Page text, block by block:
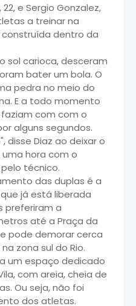
e Sergio Gonzalez,
a treinar na
dentro da
sol carioca, desceram
bater um bola. O
pedra no meio do
E a todo momento
com com o
alguns segundos.
disse Diaz ao deixar o
hora com o
técnico.
das duplas é a
já está liberada
preferiram a
até a Praça da
pode demorar cerca
zona sul do Rio.
um espaço dedicado
com areia, cheia de
Ou seja, não foi
dos atletas.